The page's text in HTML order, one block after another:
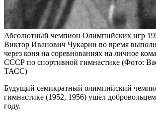
Абсолютный чемпион Олимпийских игр
Виктор Иванович Чукарин во время
через коня на соревнованиях на личное
СССР по спортивной гимнастике (Фото:
ТАСС)
Будущий семикратный олимпийский
гимнастике (1952, 1956) ушел
году.